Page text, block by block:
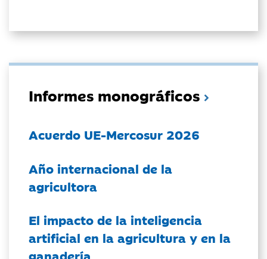
Informes monográficos
Acuerdo UE-Mercosur 2026
Año internacional de la
agricultora
El impacto de la inteligencia
artificial en la agricultura y en la